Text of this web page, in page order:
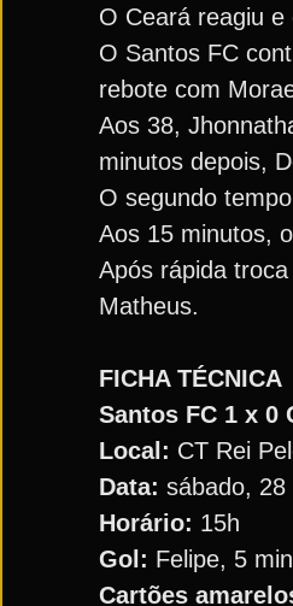
O Ceará reagiu
O Santos FC
rebote com
Aos 38,
minutos depois,
O segundo
Aos 15 minutos,
Após rápida
Matheus.
FICHA TÉCNICA
Santos FC 1 x 0
Local: CT Rei
Data: sábado,
Horário: 15h
Gol: Felipe, 5
Cartões